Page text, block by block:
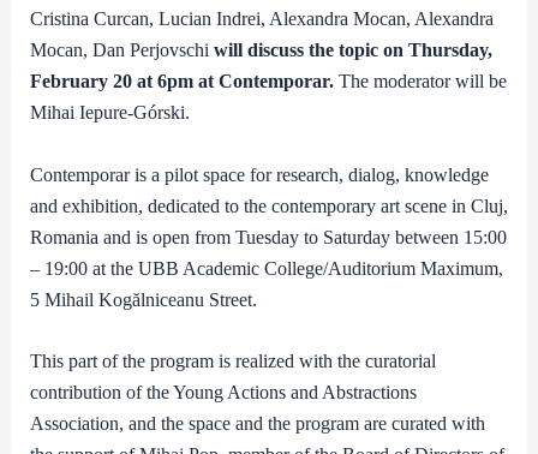
Cristina Curcan, Lucian Indrei, Alexandra Mocan, Alexandra
Mocan, Dan Perjovschi will discuss the topic on Thursday,
February 20 at 6pm at Contemporar.The moderator will be
Mihai Iepure-Górski.
Contemporar is a pilot space for research, dialog, knowledge
and exhibition, dedicated to the contemporary art scene in Cluj,
Romania and is open from Tuesday to Saturday between 15:00
– 19:00 at the UBB Academic College/Auditorium Maximum,
5 Mihail Kogălniceanu Street.
This part of the program is realized with the curatorial
contribution of the Young Actions and Abstractions
Association, and the space and the program are curated with